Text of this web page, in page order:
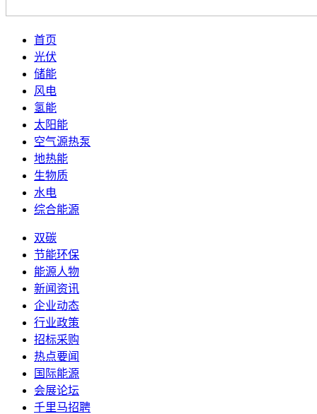
首页
光伏
储能
风电
氢能
太阳能
空气源热泵
地热能
生物质
水电
综合能源
双碳
节能环保
能源人物
新闻资讯
企业动态
行业政策
招标采购
热点要闻
国际能源
会展论坛
千里马招聘